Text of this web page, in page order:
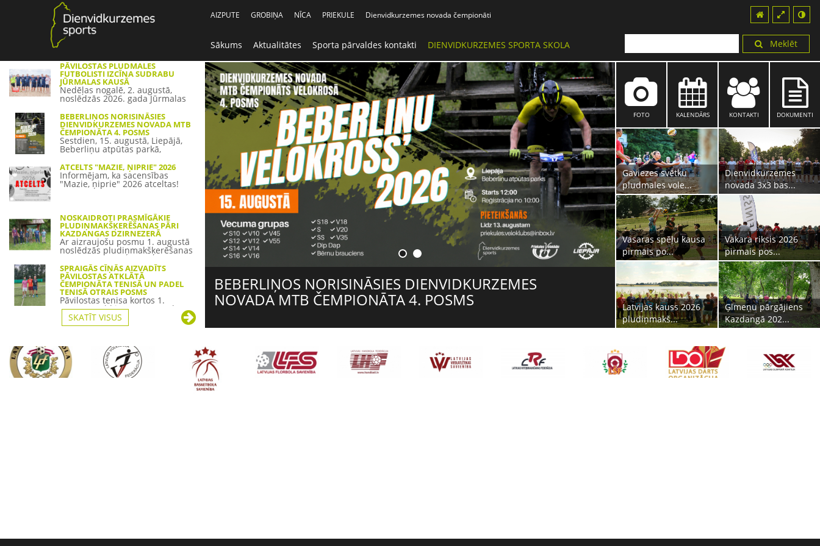
Meklēt
AIZPUTE GROBIŅA NĪCA PRIEKULE Dienvidkurzemes novada čempionāti
Sākums Aktualitātes Sporta pārvaldes kontakti DIENVIDKURZEMES SPORTA SKOLA
BEBERLIŅOS NORISINĀSIES DIENVIDKURZEMES
NOVADA MTB ČEMPIONĀTA 4. POSMS
PĀVILOSTAS PLUDMALES
FUTBOLISTI IZCĪNA SUDRABU
JŪRMALAS KAUSĀ
Nedēļas nogalē, 2. augustā,
noslēdzās 2026. gada Jūrmalas
BEBERLIŅOS NORISINĀSIES
DIENVIDKURZEMES NOVADA MTB
ČEMPIONĀTA 4. POSMS
Sestdien, 15. augustā, Liepājā,
Beberliņu atpūtas parkā,
norisinā...
ATCELTS "MAZIE, ŅIPRIE" 2026
Informējam, ka sacensības
"Mazie, ņiprie" 2026 atceltas!
NOSKAIDROTI PRASMĪGĀKIE
PLUDIŅMAKŠĶERĒŠANAS PĀRI
KAZDANGAS DZIRNEZERĀ
Ar aizraujošu posmu 1. augustā
noslēdzās pludiņmakšķerēšanas
SPRAIGĀS CĪŅĀS AIZVADĪTS
PĀVILOSTAS ATKLĀTĀ
ČEMPIONĀTA TENISĀ UN PADEL
TENISĀ OTRAIS POSMS
Pāvilostas tenisa kortos 1.
augustā valdīja īsta sacensību
SKATĪT VISUS
FOTO KALENDĀRS KONTAKTI DOKUMENTI
Gaviezes svētku
pludmales vole...
Dienvidkurzemes
novada 3x3 bas...
Vasaras spēļu kausa
pirmais po...
Vakara riksis 2026
pirmais pos...
Latvijas kauss 2026
pludiņmakš...
Ģimeņu pārgājiens
Kazdangā 202...